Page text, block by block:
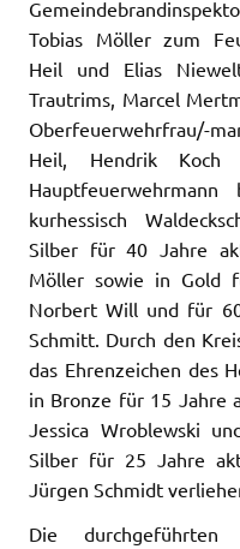
Tobias Möller zum
Heil und Elias
Trautrims, Marcel
Oberfeuerwehrfrau/-
Heil, Hendrik Koch
kurhessisch
Silber für 40 Jahre
Möller sowie in Gold
Norbert Will und für
Schmitt. Durch den
das Ehrenzeichen des
in Bronze für 15 Jahre
Jessica Wroblewski
Silber für 25 Jahre
Jürgen Schmidt
Die durchgeführten